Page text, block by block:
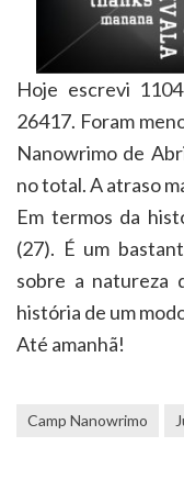
Hoje escrevi
26417. Foram
Nanowrimo de
no total. A atraso
Em termos da
(27). É um
sobre a natureza
história de um
Até amanhã!
Camp Nanowrimo